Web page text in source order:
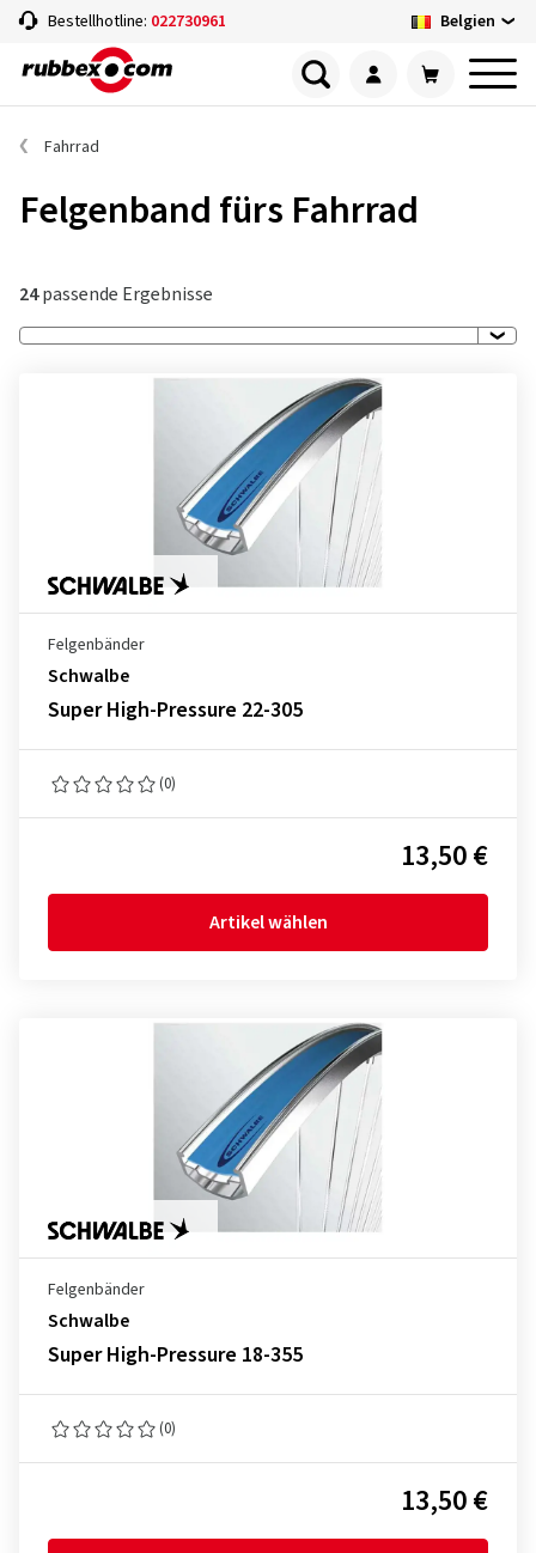
Bestellhotline: 022730961 Belgien
Fahrrad
Felgenband fürs Fahrrad
24passende Ergebnisse
Felgenbänder
Schwalbe
Super High-Pressure 22-305
(0)
13,50 €
Artikel wählen
Felgenbänder
Schwalbe
Super High-Pressure 18-355
(0)
13,50 €